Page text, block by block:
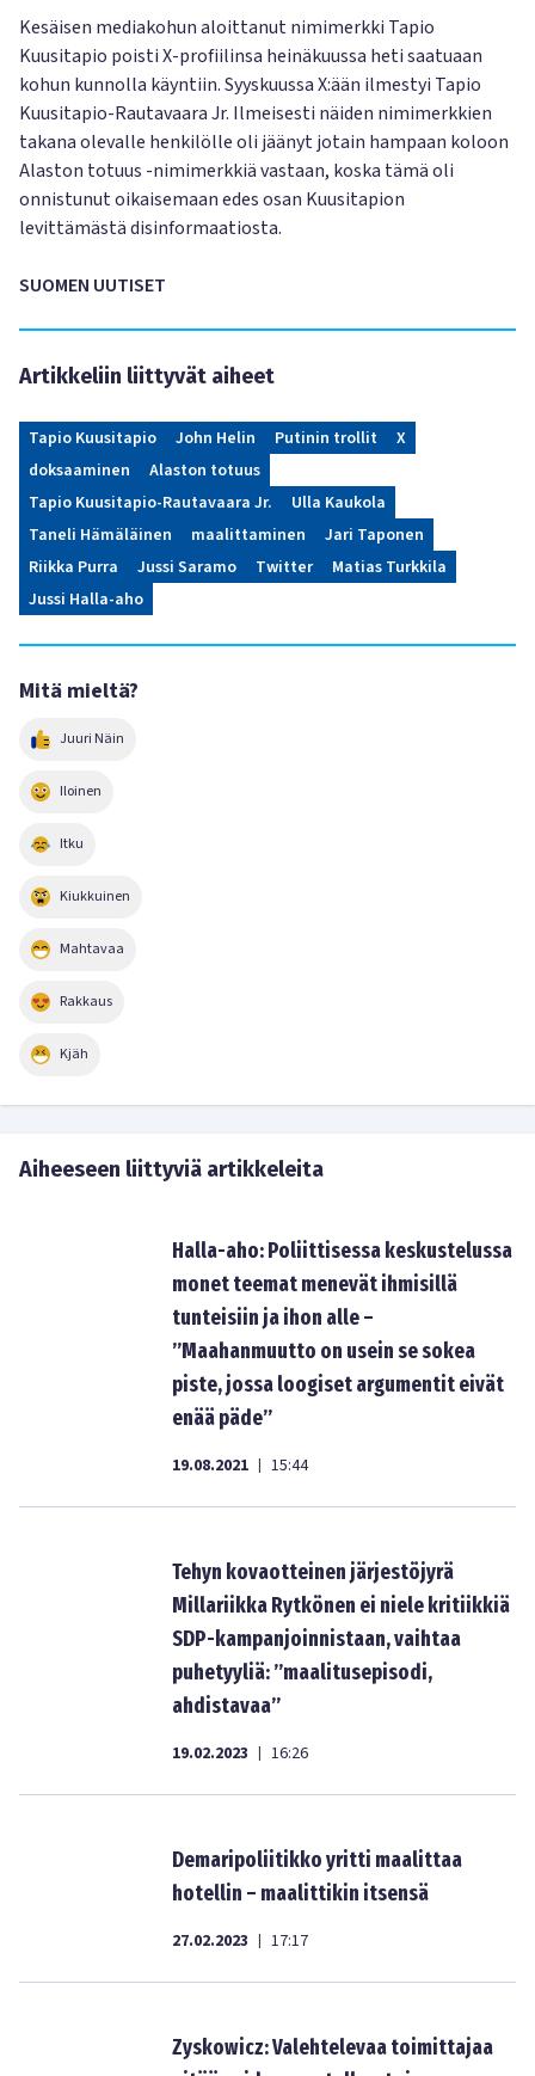
Kesäisen mediakohun aloittanut nimimerkki Tapio
Kuusitapio poisti X-profiilinsa heinäkuussa heti saatuaan
kohun kunnolla käyntiin. Syyskuussa X:ään ilmestyi Tapio
Kuusitapio-Rautavaara Jr. Ilmeisesti näiden nimimerkkien
takana olevalle henkilölle oli jäänyt jotain hampaan koloon
Alaston totuus -nimimerkkiä vastaan, koska tämä oli
onnistunut oikaisemaan edes osan Kuusitapion
levittämästä disinformaatiosta.
SUOMEN UUTISET
Artikkeliin liittyvät aiheet
Tapio Kuusitapio John Helin Putinin trollit
X
doksaaminen
Alaston totuus
Tapio Kuusitapio-Rautavaara Jr.
Ulla Kaukola
Taneli Hämäläinen
maalittaminen
Jari Taponen
Riikka Purra
Jussi Saramo Twitter
Matias Turkkila
Jussi Halla-aho
Mitä mieltä?
Juuri Näin
Iloinen
Itku
Kiukkuinen
Mahtavaa
Rakkaus
Kjäh
Aiheeseen liittyviä artikkeleita
Halla-aho: Poliittisessa keskustelussa
monet teemat menevät ihmisillä
tunteisiin ja ihon alle –
”Maahanmuutto on usein se sokea
piste, jossa loogiset argumentit eivät
enää päde”
19.08.2021 | 15:44
Tehyn kovaotteinen järjestöjyrä
Millariikka Rytkönen ei niele kritiikkiä
SDP-kampanjoinnistaan, vaihtaa
puhetyyliä: ”maalitusepisodi,
ahdistavaa”
19.02.2023 | 16:26
Demaripoliitikko yritti maalittaa
hotellin – maalittikin itsensä
27.02.2023 | 17:17
Zyskowicz: Valehtelevaa toimittajaa